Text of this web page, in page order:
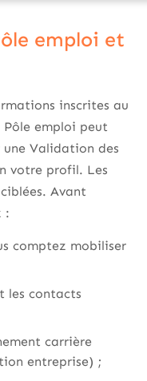
emploi et
inscrites au
Pôle emploi peut
une Validation des
votre profil. Les
Avant
:
comptez mobiliser
les contacts
carrière
entreprise) ;